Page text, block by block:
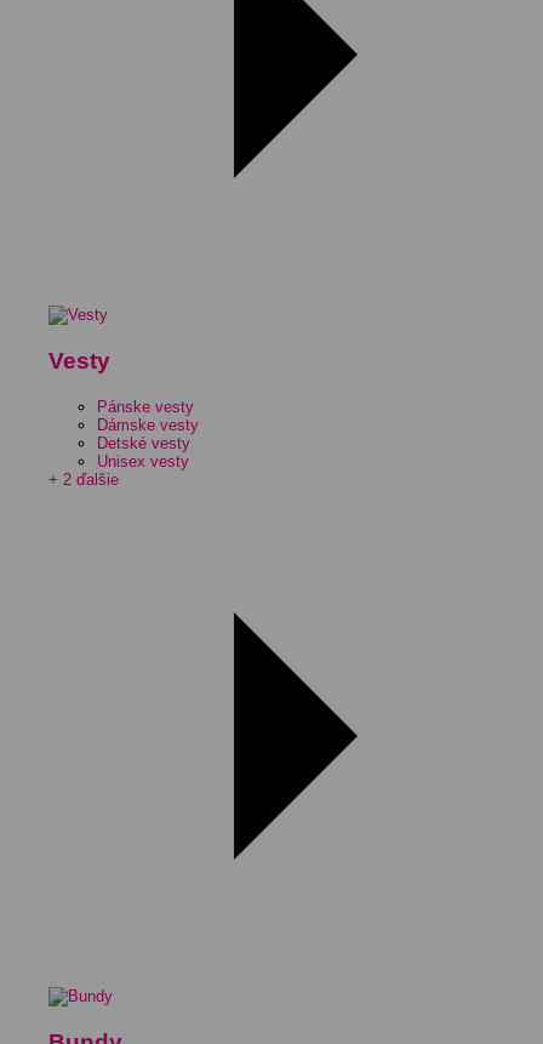
Vesty
Pánske vesty
Dámske vesty
Detské vesty
Unisex vesty
+ 2 ďalšie